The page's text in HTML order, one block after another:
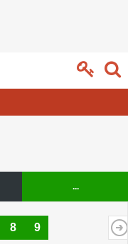
...
8 9